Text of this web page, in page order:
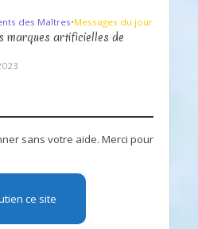
des Maîtres•Messages du jour
marques artificielles de
sans votre aide. Merci pour
ce site